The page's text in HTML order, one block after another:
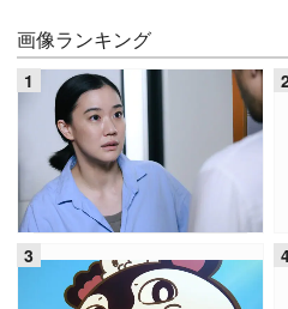
画像ランキング